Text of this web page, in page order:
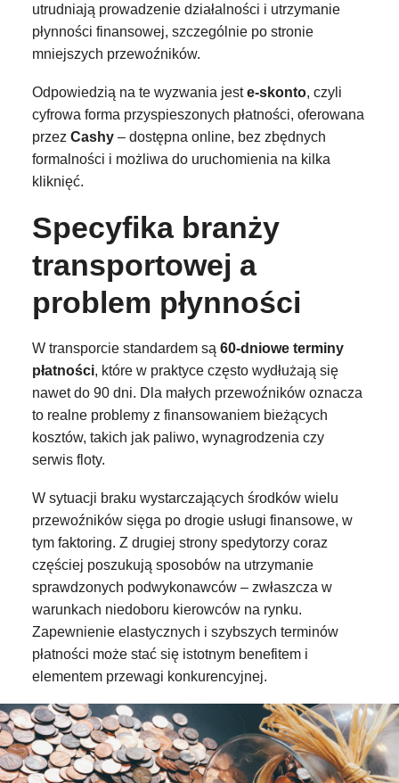
utrudniają prowadzenie działalności i utrzymanie
płynności finansowej, szczególnie po stronie
mniejszych przewoźników.
Odpowiedzią na te wyzwania jeste-skonto, czyli
cyfrowa forma przyspieszonych płatności, oferowana
przez Cashy – dostępna online, bez zbędnych
formalności i możliwa do uruchomienia na kilka
kliknięć.
Specyfika branży
transportowej a
problem płynności
W transporcie standardem są 60-dniowe terminy
płatności, które w praktyce często wydłużają się
nawet do 90 dni. Dla małych przewoźników oznacza
to realne problemy z finansowaniem bieżących
kosztów, takich jak paliwo, wynagrodzenia czy
serwis floty.
W sytuacji braku wystarczających środków wielu
przewoźników sięga po drogie usługi finansowe, w
tym faktoring. Z drugiej strony spedytorzy coraz
częściej poszukują sposobów na utrzymanie
sprawdzonych podwykonawców – zwłaszcza w
warunkach niedoboru kierowców na rynku.
Zapewnienie elastycznych i szybszych terminów
płatności może stać się istotnym benefitem i
elementem przewagi konkurencyjnej.